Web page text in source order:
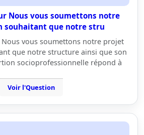
Nous vous soumettons notre
souhaitant que notre stru
vous soumettons notre projet
que notre structure ainsi que son
socioprofessionnelle répond à
Voir l'Question